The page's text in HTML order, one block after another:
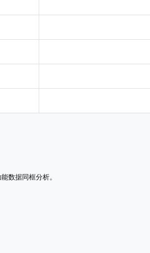
数据同框分析。